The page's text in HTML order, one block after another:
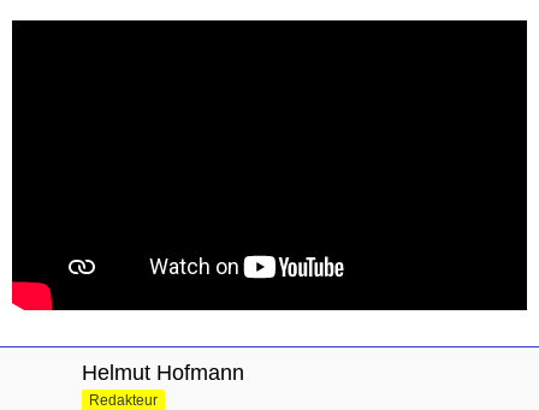
Helmut Hofmann
Redakteur